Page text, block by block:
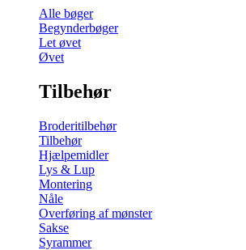
Alle bøger
Begynderbøger
Let øvet
Øvet
Tilbehør
Broderitilbehør
Tilbehør
Hjælpemidler
Lys & Lup
Montering
Nåle
Overføring af mønster
Sakse
Syrammer